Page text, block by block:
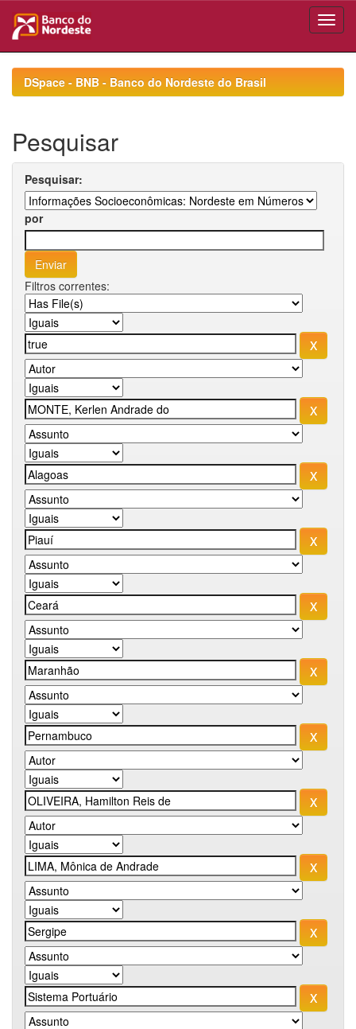
navigationDSpace - BNB - Banco do Nordeste do Brasil
Pesquisar
Pesquisar:
por
Filtros correntes: